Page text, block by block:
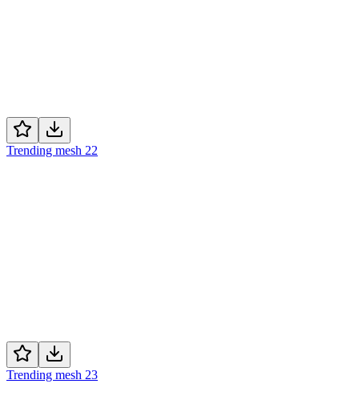
Trending mesh 22
Trending mesh 23